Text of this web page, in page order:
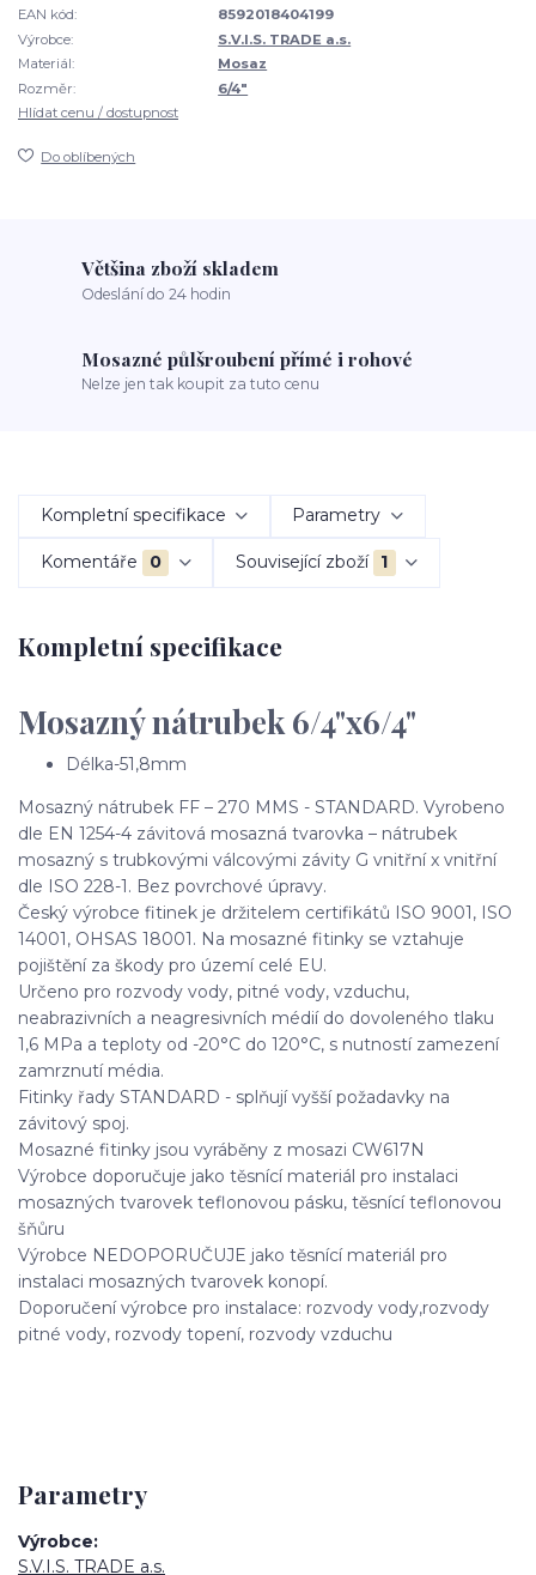
EAN kód:
8592018404199
Výrobce:
S.V.I.S. TRADE a.s.
Materiál:
Mosaz
Rozměr:
6/4"
Hlídat cenu / dostupnost
Do oblíbených
Většina zboží skladem
Odeslání do 24 hodin
Mosazné půlšroubení přímé i rohové
Nelze jen tak koupit za tuto cenu
Kompletní specifikace Parametry
Komentáře 0 Související zboží 1
Kompletní specifikace
Mosazný nátrubek 6/4"x6/4"
Délka-51,8mm
Mosazný nátrubek FF – 270 MMS - STANDARD. Vyrobeno
dle EN 1254-4 závitová mosazná tvarovka – nátrubek
mosazný s trubkovými válcovými závity G vnitřní x vnitřní
dle ISO 228-1. Bez povrchové úpravy.
Český výrobce fitinek je držitelem certifikátů ISO 9001, ISO
14001, OHSAS 18001. Na mosazné fitinky se vztahuje
pojištění za škody pro území celé EU.
Určeno pro rozvody vody, pitné vody, vzduchu,
neabrazivních a neagresivních médií do dovoleného tlaku
1,6 MPa a teploty od -20°C do 120°C, s nutností zamezení
zamrznutí média.
Fitinky řady STANDARD - splňují vyšší požadavky na
závitový spoj.
Mosazné fitinky jsou vyráběny z mosazi CW617N
Výrobce doporučuje jako těsnící materiál pro instalaci
mosazných tvarovek teflonovou pásku, těsnící teflonovou
šňůru
Výrobce NEDOPORUČUJE jako těsnící materiál pro
instalaci mosazných tvarovek konopí.
Doporučení výrobce pro instalace: rozvody vody,rozvody
pitné vody, rozvody topení, rozvody vzduchu
Parametry
Výrobce
S.V.I.S. TRADE a.s.